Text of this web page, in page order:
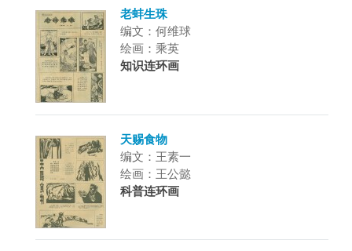
老蚌生珠
编文：何维球
绘画：乘英
知识连环画
天赐食物
编文：王素一
绘画：王公懿
科普连环画